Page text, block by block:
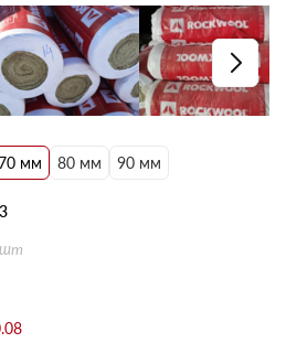
мм 80 мм 90 мм
шт